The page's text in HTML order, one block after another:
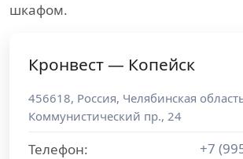
шкафом.
Кронвест — Копейск
456618, Россия, Челябинская
Коммунистический пр., 24
Телефон:
+7